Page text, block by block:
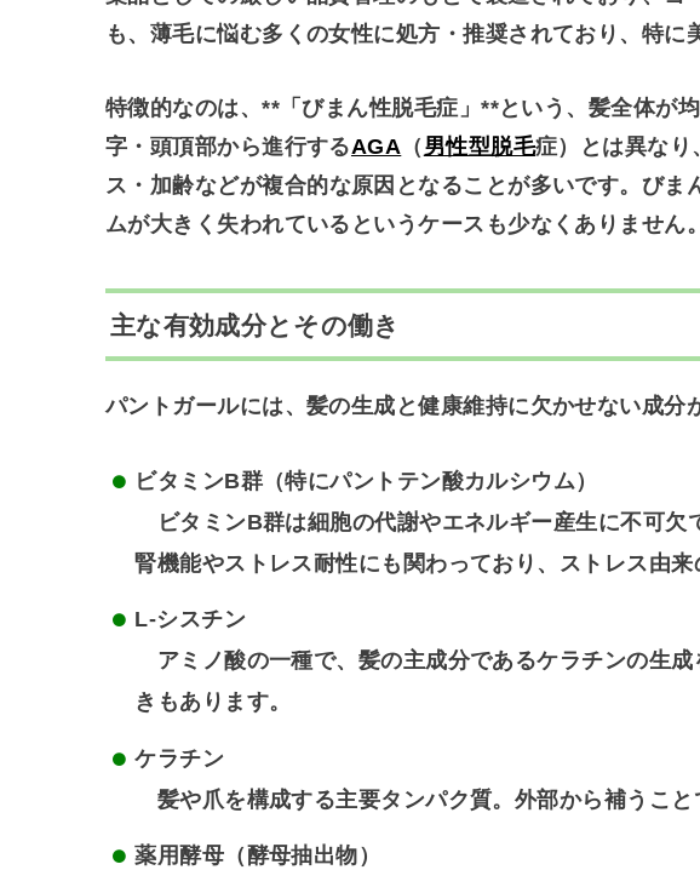
も、薄毛に悩む多くの女性に処方・推奨されており、特
特徴的なのは、**「びまん性脱毛症」**という、髪全体が
字・頭頂部から進行するAGA （ 男性型脱毛症）とは異なり
ス・加齢などが複合的な原因となることが多いです。び
ムが大きく失われているというケースも少なくありません。
主な有効成分とその働き
パントガールには、髪の生成と健康維持に欠かせない成
ビタミンB群（特にパントテン酸カルシウム）
ビタミンB群は細胞の代謝やエネルギー産生に不可欠
腎機能やストレス耐性にも関わっており、ストレス由来
L-シスチン
アミノ酸の一種で、髪の主成分であるケラチンの生
きもあります。
ケラチン
髪や爪を構成する主要タンパク質。外部から補うこと
薬用酵母（酵母抽出物）